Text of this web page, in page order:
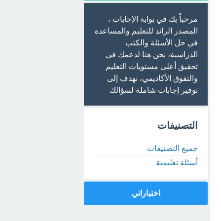
مرحباً بك في بوابة الإجابات ،
المصدر الرائد للتعليم والمساعدة
في حل الأسئلة والكتب
الدراسية، نحن هنا لدعمك في
تحقيق أعلى مستويات التعليم
والتفوق الأكاديمي، نهدف إلى
توفير إجابات شاملة لسؤالك
التصنيفات
جميع التصنيفات
أسئلة تعليمية
اختباراتي